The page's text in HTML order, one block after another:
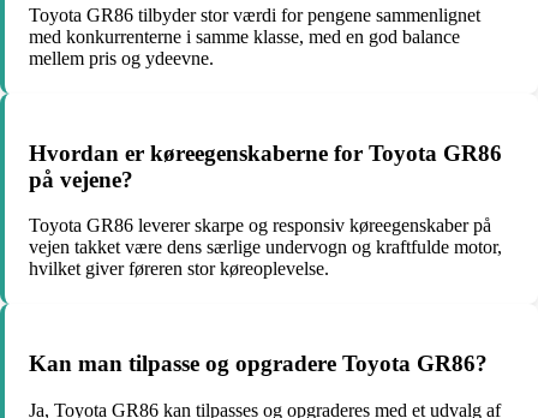
Toyota GR86 tilbyder stor værdi for pengene sammenlignet
med konkurrenterne i samme klasse, med en god balance
mellem pris og ydeevne.
Hvordan er køreegenskaberne for Toyota GR86
på vejene?
Toyota GR86 leverer skarpe og responsiv køreegenskaber på
vejen takket være dens særlige undervogn og kraftfulde motor,
hvilket giver føreren stor køreoplevelse.
Kan man tilpasse og opgradere Toyota GR86?
Ja, Toyota GR86 kan tilpasses og opgraderes med et udvalg af